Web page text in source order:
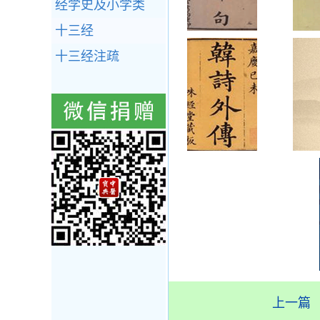
上一篇
经学史及小学类
十三经
十三经注疏